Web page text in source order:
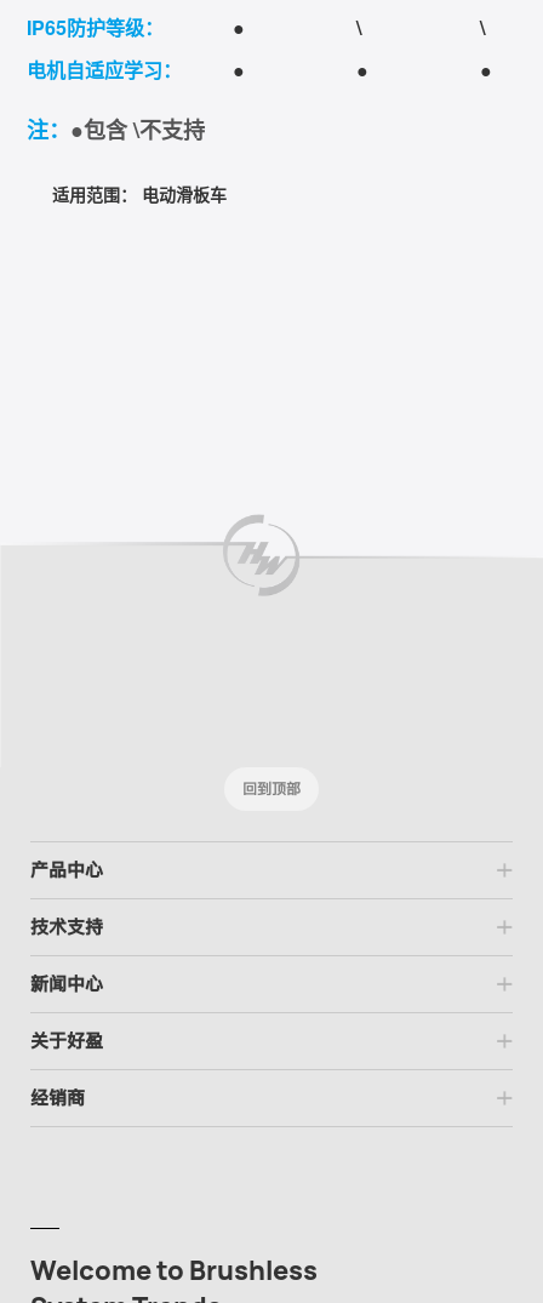
IP65防护等级：
● \
\
电机自适应学习：
● ● ●
注： ●包含 \不支持
适用范围： 电动滑板车
回到顶部
产品中心
技术支持
新闻中心
关于好盈
经销商
Welcome to Brushless